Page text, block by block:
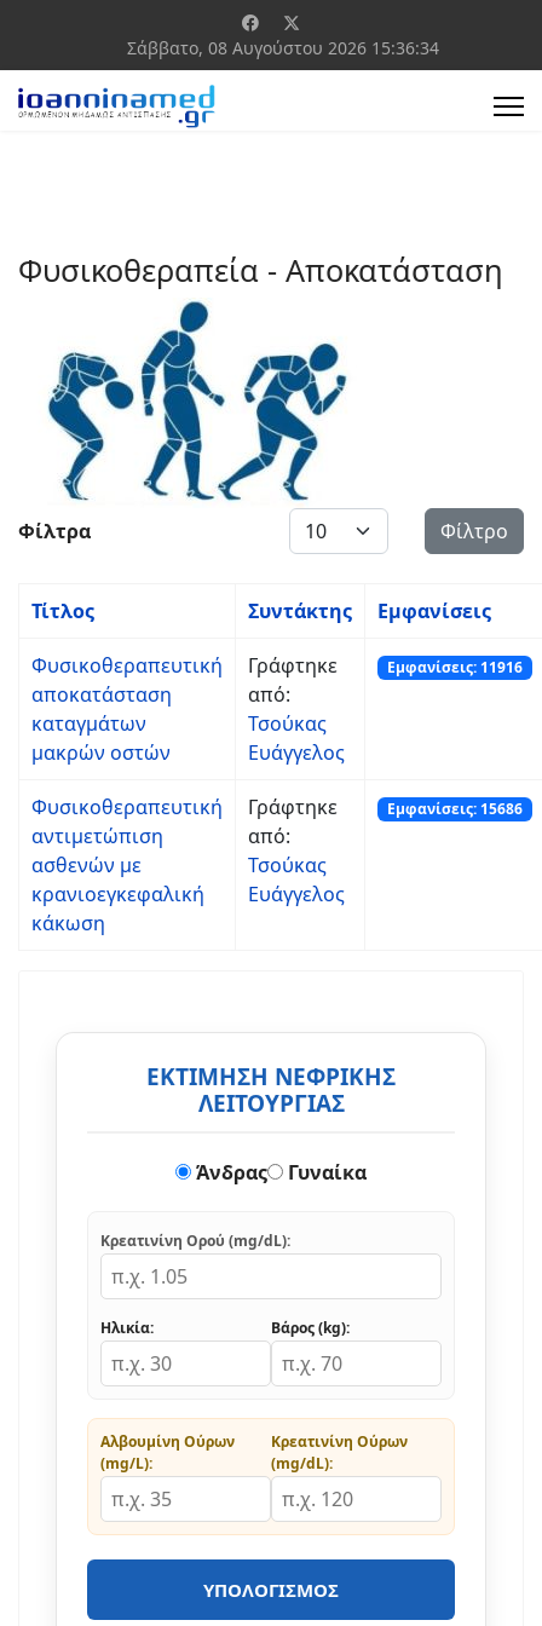
Σάββατο, 08 Αυγούστου 2026 15:36:34
Φυσικοθεραπεία - Αποκατάσταση
Φίλτρα Εμφάνιση # Φίλτρο
Τίτλος Συντάκτης Εμφανίσεις
Φυσικοθεραπευτική
αποκατάσταση
καταγμάτων
μακρών οστών
Γράφτηκε
από:
Τσούκας
Ευάγγελος
Εμφανίσεις: 11916
Φυσικοθεραπευτική
αντιμετώπιση
ασθενών με
κρανιοεγκεφαλική
κάκωση
Γράφτηκε
από:
Τσούκας
Ευάγγελος
Εμφανίσεις: 15686
ΕΚΤΙΜΗΣΗ ΝΕΦΡΙΚΗΣ
ΛΕΙΤΟΥΡΓΙΑΣ
Άνδρας Γυναίκα
Κρεατινίνη Ορού (mg/dL):
Ηλικία: Βάρος (kg):
Αλβουμίνη Ούρων
(mg/L):
Κρεατινίνη Ούρων
(mg/dL):
ΥΠΟΛΟΓΙΣΜΌΣ